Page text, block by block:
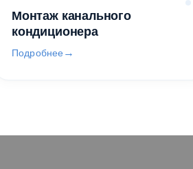
Монтаж канального
кондиционера
Подробнее